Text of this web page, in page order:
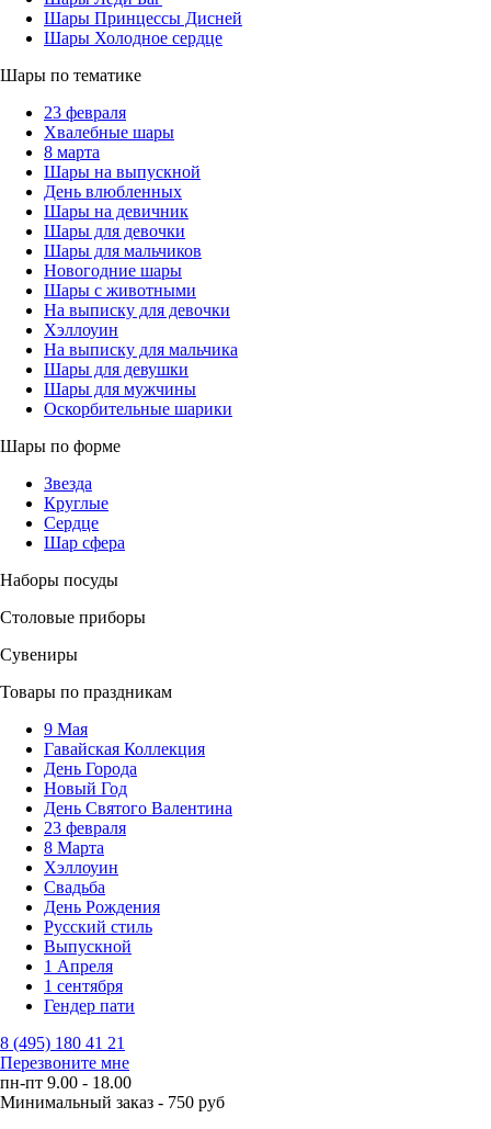
Шары Принцессы Дисней
Шары Холодное сердце
Шары по тематике
23 февраля
Хвалебные шары
8 марта
Шары на выпускной
День влюбленных
Шары на девичник
Шары для девочки
Шары для мальчиков
Новогодние шары
Шары с животными
На выписку для девочки
Хэллоуин
На выписку для мальчика
Шары для девушки
Шары для мужчины
Оскорбительные шарики
Шары по форме
Звезда
Круглые
Сердце
Шар сфера
Наборы посуды
Столовые приборы
Сувениры
Товары по праздникам
9 Мая
Гавайская Коллекция
День Города
Новый Год
День Святого Валентина
23 февраля
8 Марта
Хэллоуин
Свадьба
День Рождения
Русский стиль
Выпускной
1 Апреля
1 сентября
Гендер пати
8 (495) 180 41 21
Перезвоните мне
пн-пт 9.00 - 18.00
Минимальный заказ - 750 руб